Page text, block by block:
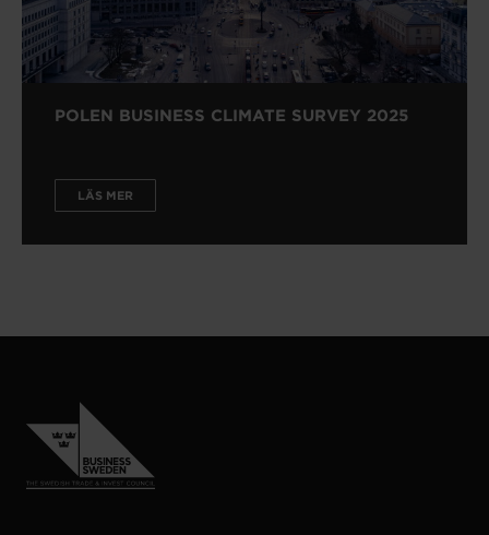
POLEN BUSINESS CLIMATE SURVEY 2025
LÄS MER